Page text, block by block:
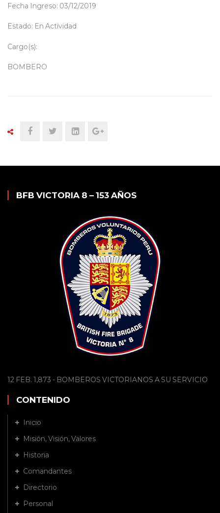
Fecha Ingreso: 03/12/2019
Estado: En Actividad
Cargo(s):
BOMBERO
BFB VICTORIA 8 – 153 AÑOS
12 FEB. 1,873 - BOMBEROS VICTORIANOS A SU SERVICIO
CONTENIDO
Inicio
Misión, Visión, Valores
Historia
Comandantes
Directorio
Personal